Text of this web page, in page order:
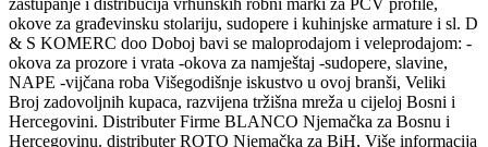
zastupanje i distribucija vrhunskih robni marki za PCV profile,
okove za građevinsku stolariju, sudopere i kuhinjske armature i sl. D
& S KOMERC doo Doboj bavi se maloprodajom i veleprodajom: -
okova za prozore i vrata -okova za namještaj -sudopere, slavine,
NAPE -vijčana roba Višegodišnje iskustvo u ovoj branši, Veliki
Broj zadovoljnih kupaca, razvijena tržišna mreža u cijeloj Bosni i
Hercegovini. Distributer Firme BLANCO Njemačka za Bosnu i
Hercegovinu. distributer ROTO Njemačka za BiH, Više informacija